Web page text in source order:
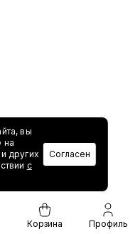
вы
на
других
с
Согласен
Корзина Профиль